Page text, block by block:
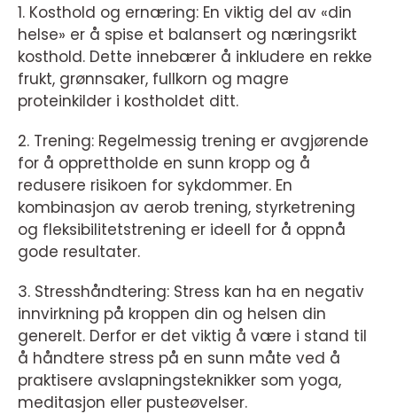
1. Kosthold og ernæring: En viktig del av «din
helse» er å spise et balansert og næringsrikt
kosthold. Dette innebærer å inkludere en rekke
frukt, grønnsaker, fullkorn og magre
proteinkilder i kostholdet ditt.
2. Trening: Regelmessig trening er avgjørende
for å opprettholde en sunn kropp og å
redusere risikoen for sykdommer. En
kombinasjon av aerob trening, styrketrening
og fleksibilitetstrening er ideell for å oppnå
gode resultater.
3. Stresshåndtering: Stress kan ha en negativ
innvirkning på kroppen din og helsen din
generelt. Derfor er det viktig å være i stand til
å håndtere stress på en sunn måte ved å
praktisere avslapningsteknikker som yoga,
meditasjon eller pusteøvelser.